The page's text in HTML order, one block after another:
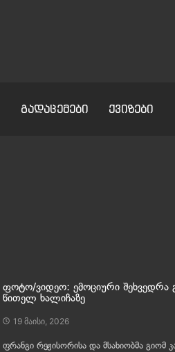
გადაცემები ქვიზები
ფოტო/ვიდეო: ემოციური შეხვედრა
წითელ ხალიჩაზე
19 მაისი, 2026
ფრანგი რეჟისორისა და მსახიობმა